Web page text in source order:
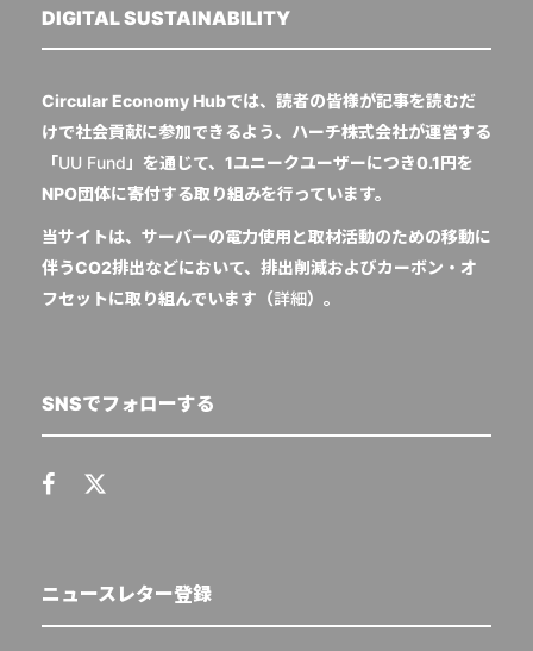
DIGITAL SUSTAINABILITY
Circular Economy Hubでは、読者の皆様が記事を読むだ
けで社会貢献に参加できるよう、ハーチ株式会社が運営する
「UU Fund 」を通じて、1ユニークユーザーにつき0.1円を
NPO団体に寄付する取り組みを行っています。
当サイトは、サーバーの電力使用と取材活動のための移動に
伴うCO2排出などにおいて、排出削減およびカーボン・オ
フセットに取り組んでいます（詳細）。
SNSでフォローする
ニュースレター登録